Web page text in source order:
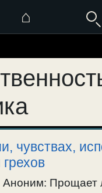
⌂
чувствах,
Аноним: Прощает